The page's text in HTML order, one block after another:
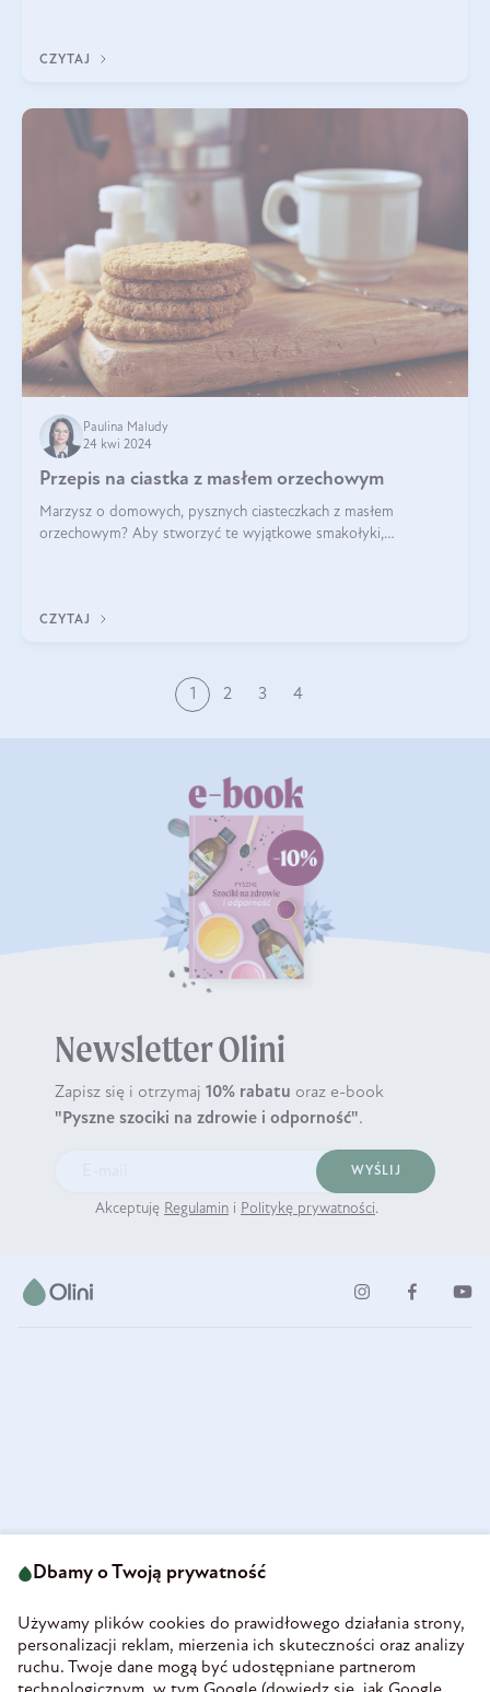
CZYTAJ
Paulina Maludy
24 kwi 2024
Przepis na ciastka z masłem orzechowym
Marzysz o domowych, pysznych ciasteczkach z masłem
orzechowym? Aby stworzyć te wyjątkowe smakołyki,
CZYTAJ
1 2 3 4
Newsletter Olini
Zapisz się i otrzymaj 10% rabatu oraz e-book
"Pyszne szociki na zdrowie i odporność".
WYŚLIJ
Akceptuję Regulamin i Politykę prywatności.
58-160 Świebodzice
REGON 890213034
INFORMACJE
Dbamy o Twoją prywatność
Używamy plików cookies do prawidłowego działania strony,
personalizacji reklam, mierzenia ich skuteczności oraz analizy
ruchu. Twoje dane mogą być udostępniane partnerom